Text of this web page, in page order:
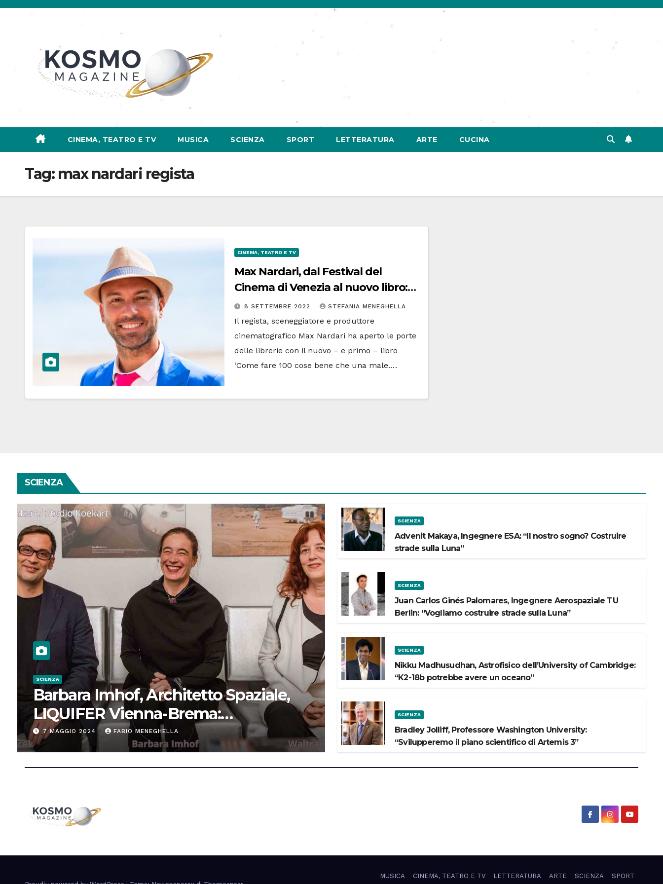
Salta
CINEMA, TEATRO E TV MUSICA SCIENZA SPORT LETTERATURA ARTE CUCINA
Tag: max nardari regista
CINEMA, TEATRO E TV
Max Nardari, dal Festival del
Cinema di Venezia al nuovo libro:
“La passione muove energie”
8 SETTEMBRE 2022 STEFANIA MENEGHELLA
Il regista, sceneggiatore e produttore
cinematografico Max Nardari ha aperto le porte
delle librerie con il nuovo – e primo – libro
‘Come fare 100 cose bene che una male.…
SCIENZA
SCIENZA
Barbara Imhof, Architetto Spaziale,
LIQUIFER Vienna-Brema:
“Progettiamo habitat per lo Spazio”
7 MAGGIO 2024 FABIO MENEGHELLA
SCIENZA
Advenit Makaya, Ingegnere ESA: “Il nostro sogno? Costruire
strade sulla Luna”
SCIENZA
Juan Carlos Ginés Palomares, Ingegnere Aerospaziale TU
Berlin: “Vogliamo costruire strade sulla Luna”
SCIENZA
Nikku Madhusudhan, Astrofisico dell’University of Cambridge:
“K2-18b potrebbe avere un oceano”
SCIENZA
Bradley Jolliff, Professore Washington University:
“Svilupperemo il piano scientifico di Artemis 3”
MUSICA CINEMA, TEATRO E TV LETTERATURA ARTE SCIENZA SPORT